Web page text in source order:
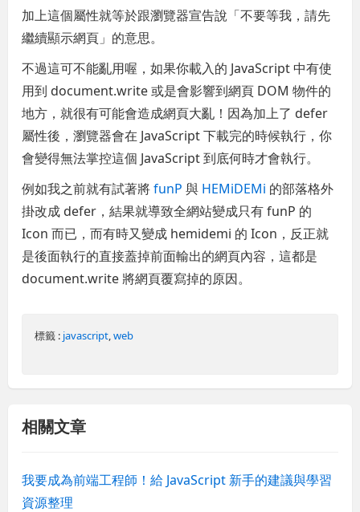
加上這個屬性就等於跟瀏覽器宣告說「不要等我，請先
繼續顯示網頁」的意思。
不過這可不能亂用喔，如果你載入的 JavaScript 中有使
用到 document.write 或是會影響到網頁 DOM 物件的
地方，就很有可能會造成網頁大亂！因為加上了 defer
屬性後，瀏覽器會在 JavaScript 下載完的時候執行，你
會變得無法掌控這個 JavaScript 到底何時才會執行。
例如我之前就有試著將funP 與 HEMiDEMi 的部落格外
掛改成 defer，結果就導致全網站變成只有 funP 的
Icon 而已，而有時又變成 hemidemi 的 Icon，反正就
是後面執行的直接蓋掉前面輸出的網頁內容，這都是
document.write 將網頁覆寫掉的原因。
標籤 : javascript ,web
相關文章
我要成為前端工程師！給 JavaScript 新手的建議與學習
資源整理